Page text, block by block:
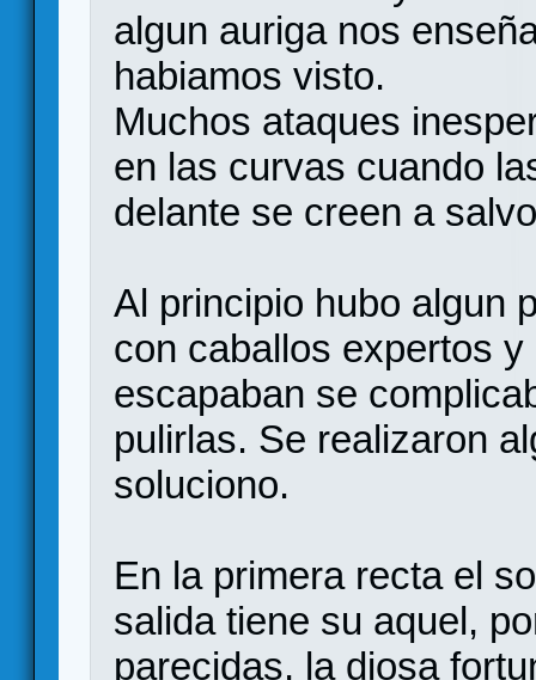
algun auriga nos
habiamos visto.
Muchos ataques
en las curvas cuando
delante se creen a
Al principio hubo algun
con caballos expertos
escapaban se
pulirlas. Se realizaron
soluciono.
En la primera recta el
salida tiene su aquel,
parecidas, la diosa